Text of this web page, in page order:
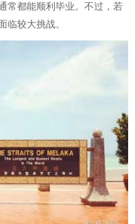
常都能顺利毕业。不过，若
临较大挑战。